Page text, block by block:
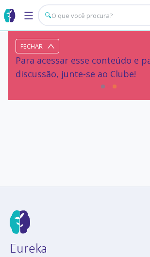
🔍
FECHAR
Para acessar esse conteúdo e
discussão, junte-se ao Clube!
Eureka